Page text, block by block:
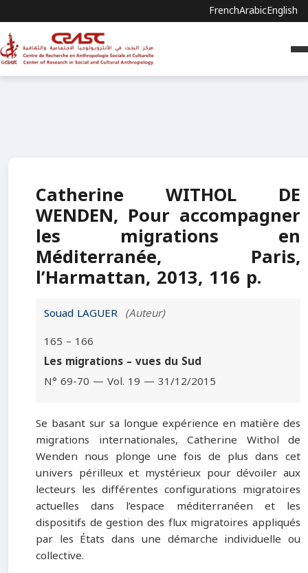
FrenchArabicEnglish
Catherine WITHOL DE
WENDEN, Pour accompagner
les migrations en
Méditerranée, Paris,
l’Harmattan, 2013, 116 p.
Souad LAGUER (Auteur)
165 – 166
Les migrations – vues du Sud
N° 69-70 — Vol. 19 — 31/12/2015
Se basant sur sa longue expérience en matière des
migrations internationales, Catherine Withol de
Wenden nous plonge une fois de plus dans cet
univers périlleux et mystérieux pour dévoiler aux
lecteurs les différentes configurations migratoires
actuelles dans l’espace méditerranéen et les
dispositifs de gestion des flux migratoires appliqués
par les États dans une démarche individuelle ou
collective.